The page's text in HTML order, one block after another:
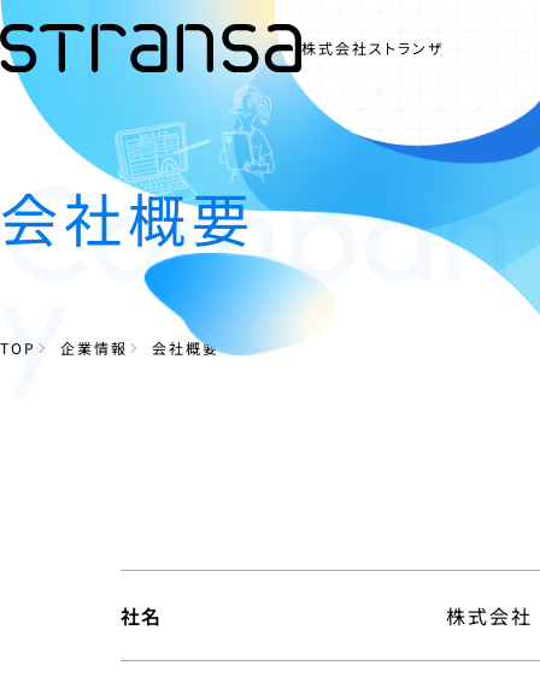
株式会社ストランザ
会社概要
Compan
y
TOP 企業情報 会社概要
社名 株式会社